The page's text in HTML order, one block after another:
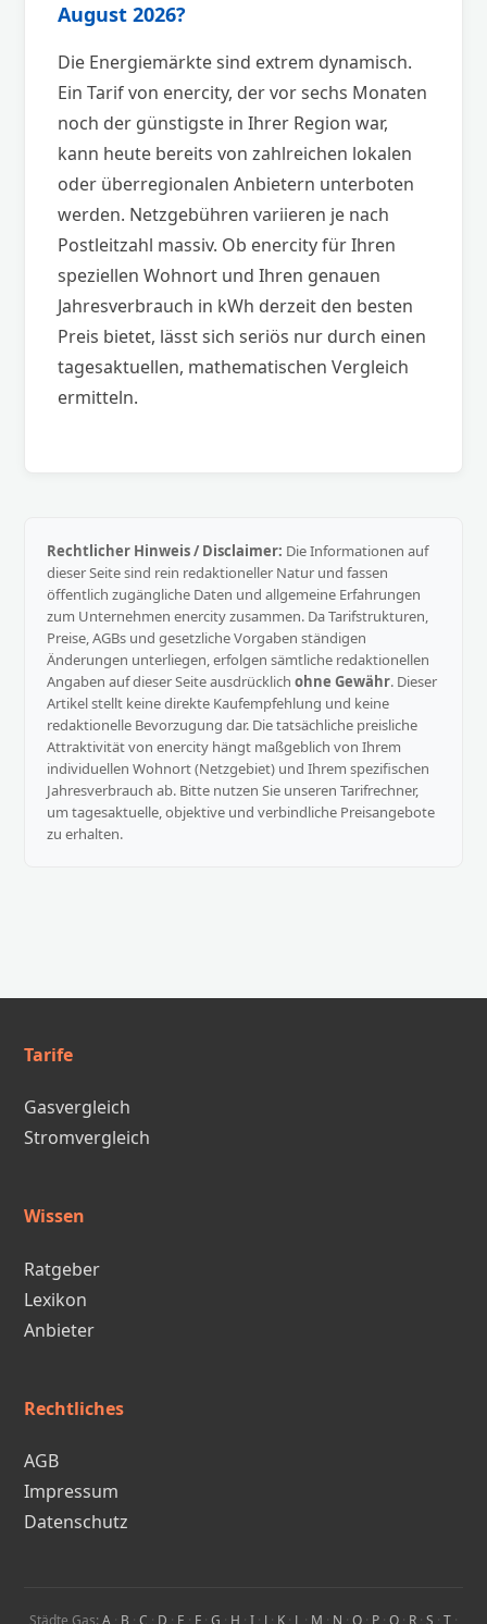
August 2026?
Die Energiemärkte sind extrem dynamisch.
Ein Tarif von enercity, der vor sechs Monaten
noch der günstigste in Ihrer Region war,
kann heute bereits von zahlreichen lokalen
oder überregionalen Anbietern unterboten
werden. Netzgebühren variieren je nach
Postleitzahl massiv. Ob enercity für Ihren
speziellen Wohnort und Ihren genauen
Jahresverbrauch in kWh derzeit den besten
Preis bietet, lässt sich seriös nur durch einen
tagesaktuellen, mathematischen Vergleich
ermitteln.
Rechtlicher Hinweis / Disclaimer: Die Informationen auf
dieser Seite sind rein redaktioneller Natur und fassen
öffentlich zugängliche Daten und allgemeine Erfahrungen
zum Unternehmen enercity zusammen. Da Tarifstrukturen,
Preise, AGBs und gesetzliche Vorgaben ständigen
Änderungen unterliegen, erfolgen sämtliche redaktionellen
Angaben auf dieser Seite ausdrücklichohne Gewähr. Dieser
Artikel stellt keine direkte Kaufempfehlung und keine
redaktionelle Bevorzugung dar. Die tatsächliche preisliche
Attraktivität von enercity hängt maßgeblich von Ihrem
individuellen Wohnort (Netzgebiet) und Ihrem spezifischen
Jahresverbrauch ab. Bitte nutzen Sie unseren Tarifrechner,
um tagesaktuelle, objektive und verbindliche Preisangebote
zu erhalten.
Tarife
Gasvergleich
Stromvergleich
Wissen
Ratgeber
Lexikon
Anbieter
Rechtliches
AGB
Impressum
Datenschutz
Städte Gas: A · B · C · D · E · F · G · H · I · J · K · L · M · N · O · P · Q · R · S · T ·